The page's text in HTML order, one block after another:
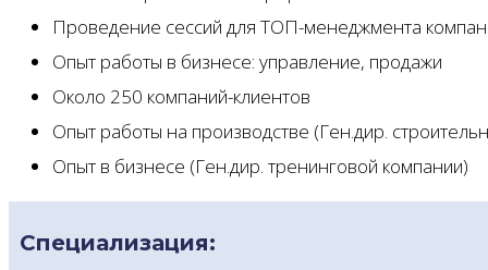
Проведение сессий для ТОП-менеджмента
Опыт работы в бизнесе: управление, продажи
Около 250 компаний-клиентов
Опыт работы на производстве (Ген.дир.
Опыт в бизнесе (Ген.дир. тренинговой компании)
Специализация: